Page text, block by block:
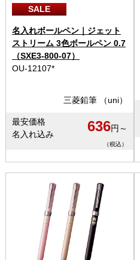
SALE
名入れボールペン｜ジェット
ストリーム 3色ボールペン 0.7
（SXE3-800-07）
OU-12107*
三菱鉛筆 （uni）
最安価格
名入れ込み
636円～
（税込）